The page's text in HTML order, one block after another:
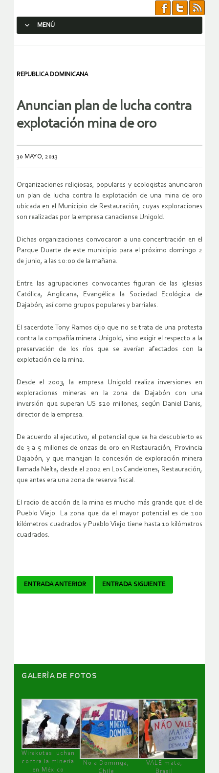
MENÚ
REPUBLICA DOMINICANA
Anuncian plan de lucha contra
explotación mina de oro
30 MAYO, 2013
Organizaciones religiosas, populares y ecologistas anunciaron
un plan de lucha contra la explotación de una mina de oro
ubicada en el Municipio de Restauración, cuyas exploraciones
son realizadas por la empresa canadiense Unigold.
Dichas organizaciones convocaron a una concentración en el
Parque Duarte de este municipio para el próximo domingo 2
de junio, a las 10:00 de la mañana.
Entre las agrupaciones convocantes figuran de las iglesias
Católica, Anglicana, Evangélica la Sociedad Ecológica de
Dajabón, así como grupos populares y barriales.
El sacerdote Tony Ramos dijo que no se trata de una protesta
contra la compañía minera Unigold, sino exigir el respecto a la
preservación de los ríos que se averían afectados con la
explotación de la mina.
Desde el 2003, la empresa Unigold realiza inversiones en
exploraciones mineras en la zona de Dajabón con una
inversión que superan US $20 millones, según Daniel Danis,
director de la empresa.
De acuerdo al ejecutivo, el potencial que se ha descubierto es
de 3 a 5 millones de onzas de oro en Restauración, Provincia
Dajabón, y que manejan la concesión de exploración minera
llamada Neíta, desde el 2002 en Los Candelones, Restauración,
que antes era una zona de reserva fiscal.
El radio de acción de la mina es mucho más grande que el de
Pueblo Viejo. La zona que da el mayor potencial es de 100
kilómetros cuadrados y Pueblo Viejo tiene hasta 10 kilómetros
cuadrados.
Navegador
ENTRADA ANTERIOR ENTRADA SIGUIENTE
GALERÌA DE FOTOS
Wirakutas luchan
contra la minería
en México
No a Dominga,
Chile
VALE mata,
Brasil